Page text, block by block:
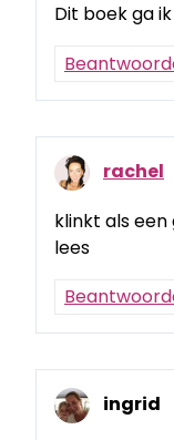
Dit boek ga
rachel
klinkt als
lees
ingrid